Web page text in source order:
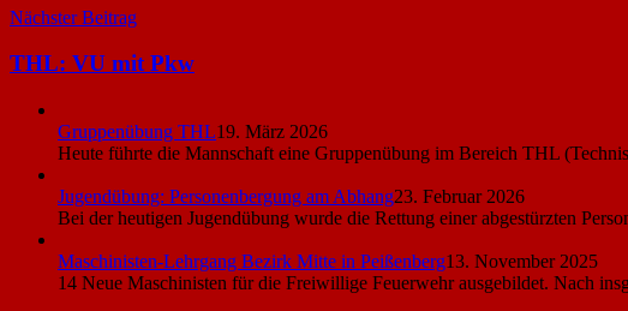
Nächster Beitrag
THL: VU mit Pkw
Gruppenübung THL19. März 2026
Heute führte die Mannschaft eine Gruppenübung im Bereich THL
Jugendübung: Personenbergung am Abhang23. Februar 2026
Bei der heutigen Jugendübung wurde die Rettung einer abgestürzten
Maschinisten-Lehrgang Bezirk Mitte in Peißenberg13. November 2025
14 Neue Maschinisten für die Freiwillige Feuerwehr ausgebildet. Nach